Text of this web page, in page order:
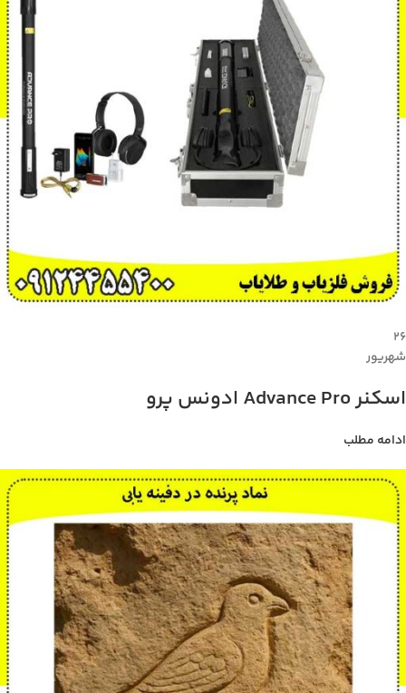
۲۶
شهریور
اسکنر Advance Pro ادونس پرو
ادامه مطلب